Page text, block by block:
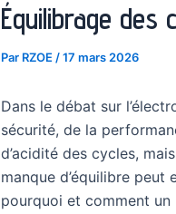
Équilibrage des
Par RZOE /17 mars 2026
Dans le débat sur
sécurité, de la
d’acidité des cycles,
manque d’équilibre
pourquoi et comment